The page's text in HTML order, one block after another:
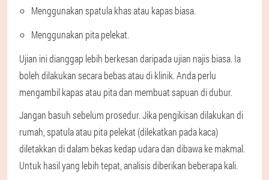
Menggunakan spatula khas atau kapas biasa.
Menggunakan pita pelekat.
Ujian ini dianggap lebih berkesan daripada ujian najis biasa. Ia
boleh dilakukan secara bebas atau di klinik. Anda perlu
mengambil kapas atau pita dan membuat sapuan di dubur.
Jangan basuh sebelum prosedur. Jika pengikisan dilakukan di
rumah, spatula atau pita pelekat (dilekatkan pada kaca)
diletakkan di dalam bekas kedap udara dan dibawa ke makmal.
Untuk hasil yang lebih tepat, analisis diberikan beberapa kali.